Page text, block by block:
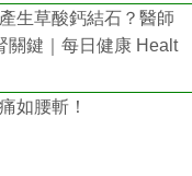
生草酸鈣結石？醫師
關鍵｜每日健康 Healt
如腰斬！